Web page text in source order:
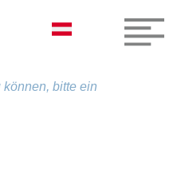
bitte ein